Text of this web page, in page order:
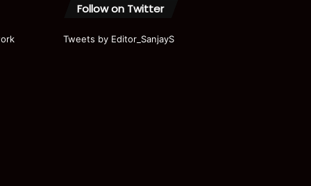
Follow on Twitter
Tweets by Editor_SanjayS